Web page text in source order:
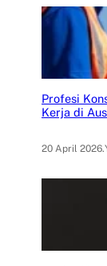
Profesi
Kerja di
20 April 2026.